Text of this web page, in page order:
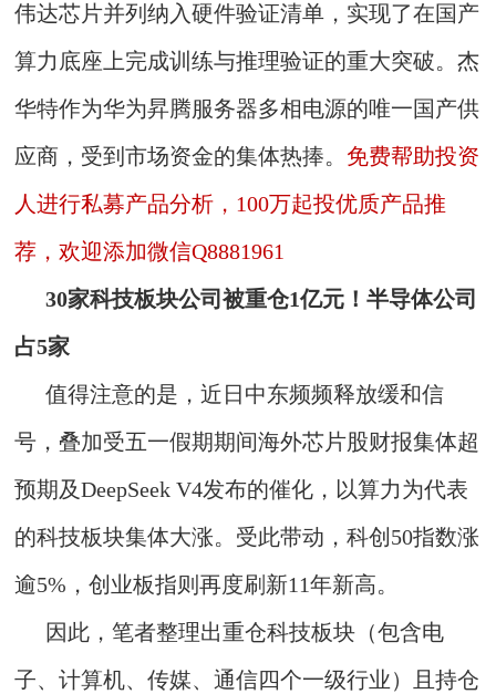
伟达芯片并列纳入硬件验证清单，实现了在国产
算力底座上完成训练与推理验证的重大突破。杰
华特作为华为昇腾服务器多相电源的唯一国产供
应商，受到市场资金的集体热捧。 免费帮助投资
人进行私募产品分析，100万起投优质产品推
荐，欢迎添加微信Q8881961
30家科技板块公司被重仓1亿元！半导体公司
占5家
值得注意的是，近日中东频频释放缓和信
号，叠加受五一假期期间海外芯片股财报集体超
预期及DeepSeek V4发布的催化，以算力为代表
的科技板块集体大涨。受此带动，科创50指数涨
逾5%，创业板指则再度刷新11年新高。
因此，笔者整理出重仓科技板块（包含电
子、计算机、传媒、通信四个一级行业）且持仓